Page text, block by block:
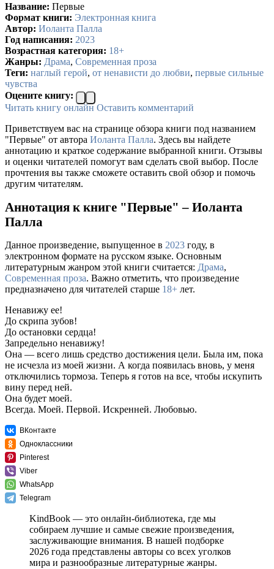
Название: Первые
Формат книги: Электронная книга
Автор: Иоланта Палла
Год написания: 2023
Возрастная категория: 18+
Жанры: Драма, Современная проза
Теги: наглый герой, от ненависти до любви, первые сильные
чувства
Оцените книгу:
Читать книгу онлайн Оставить комментарий
Приветствуем вас на странице обзора книги под названием
"Первые" от автора Иоланта Палла. Здесь вы найдете
аннотацию и краткое содержание выбранной книги. Отзывы
и оценки читателей помогут вам сделать свой выбор. После
прочтения вы также сможете оставить свой обзор и помочь
другим читателям.
Аннотация к книге "Первые" – Иоланта
Палла
Данное произведение, выпущенное в 2023 году, в
электронном формате на русском языке. Основным
литературным жанром этой книги считается: Драма,
Современная проза. Важно отметить, что произведение
предназначено для читателей старше 18+ лет.
Ненавижу ее!
До скрипа зубов!
До остановки сердца!
Запредельно ненавижу!
Она — всего лишь средство достижения цели. Была им, пока
не исчезла из моей жизни. А когда появилась вновь, у меня
отключились тормоза. Теперь я готов на все, чтобы искупить
вину перед ней.
Она будет моей.
Всегда. Моей. Первой. Искренней. Любовью.
ВКонтакте
Одноклассники
Pinterest
Viber
WhatsApp
Telegram
KindBook — это онлайн-библиотека, где мы
собираем лучшие и самые свежие произведения,
заслуживающие внимания. В нашей подборке
2026 года представлены авторы со всех уголков
мира и разнообразные литературные жанры.